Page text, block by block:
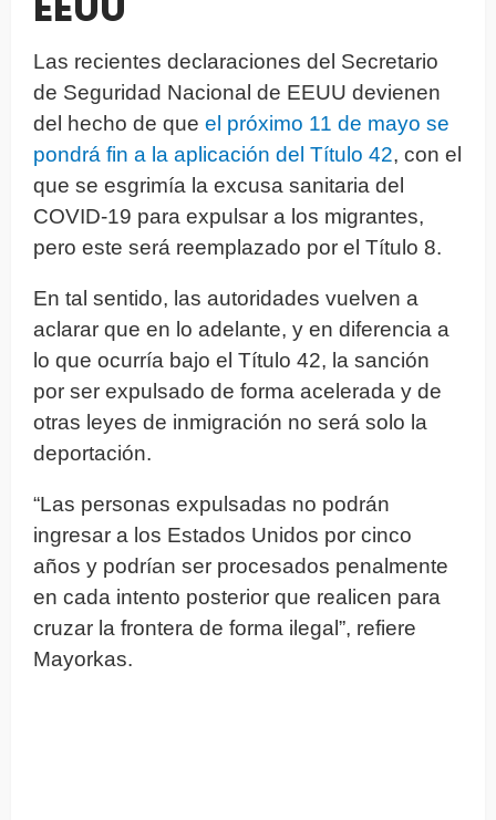
Las recientes declaraciones del Secretario
de Seguridad Nacional de EEUU devienen
del hecho de que el próximo 11 de mayo se
pondrá fin a la aplicación del Título 42, con el
que se esgrimía la excusa sanitaria del
COVID-19 para expulsar a los migrantes,
pero este será reemplazado por el Título 8.
En tal sentido, las autoridades vuelven a
aclarar que en lo adelante, y en diferencia a
lo que ocurría bajo el Título 42, la sanción
por ser expulsado de forma acelerada y de
otras leyes de inmigración no será solo la
deportación.
“Las personas expulsadas no podrán
ingresar a los Estados Unidos por cinco
años y podrían ser procesados penalmente
en cada intento posterior que realicen para
cruzar la frontera de forma ilegal”, refiere
Mayorkas.